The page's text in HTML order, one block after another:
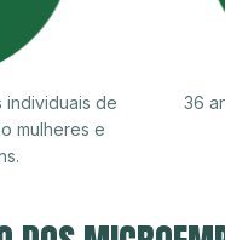
individuais de
mulheres e
36